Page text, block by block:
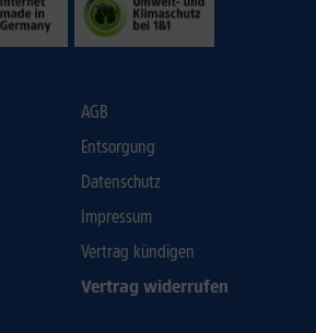
AGB
Entsorgung
Datenschutz
Impressum
Vertrag kündigen
Vertrag widerrufen